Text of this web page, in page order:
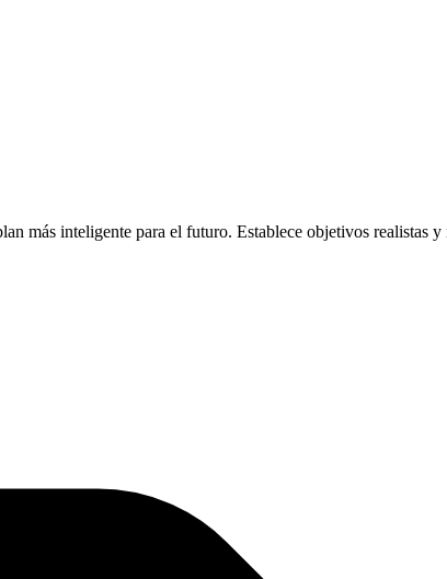
más inteligente para el futuro. Establece objetivos realistas